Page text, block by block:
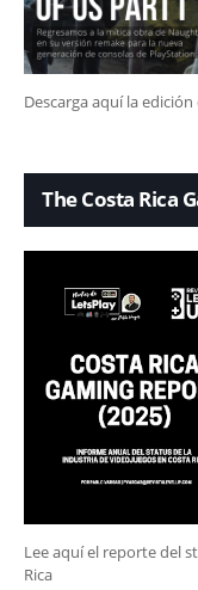
Descarga aquí la
The Costa Rica
Lee aquí el reporte del
Rica